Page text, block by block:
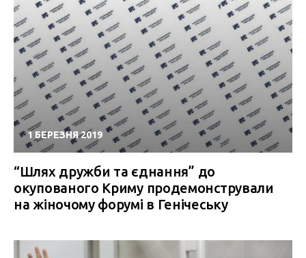
1 БЕРЕЗНЯ 2019
“Шлях дружби та єднання” до
окупованого Криму продемонстрували
на жіночому форумі в Генічеську